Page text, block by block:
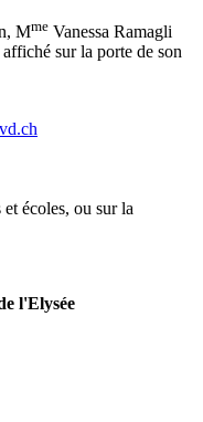
Mme Vanessa Ramagli
sur la porte de son
écoles, ou sur la
l'Elysée